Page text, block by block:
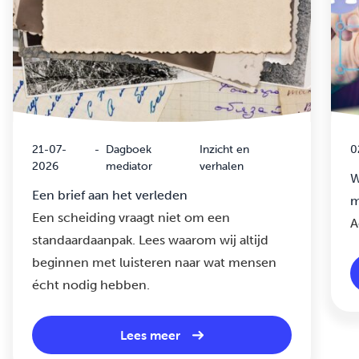
21-07-
2026
- Dagboek
mediator
Inzicht en
verhalen
Een brief aan het verleden
Een scheiding vraagt niet om een
standaardaanpak. Lees waarom wij altijd
beginnen met luisteren naar wat mensen
écht nodig hebben.
Lees meer